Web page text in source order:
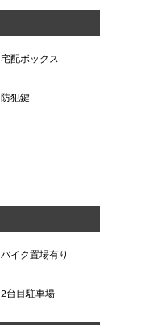
宅配ボックス
防犯鍵
バイク置場有り
2台目駐車場